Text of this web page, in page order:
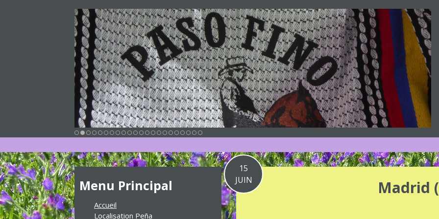
15
JUIN
Madrid
Menu Principal
Accueil
Localisation Peña